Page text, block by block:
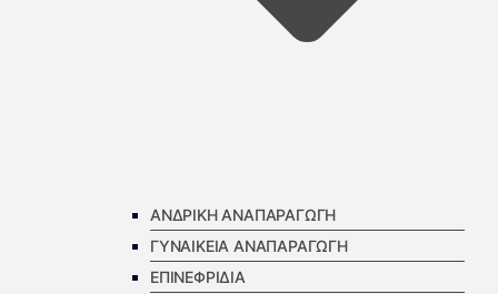
ΑΝΔΡΙΚΗ ΑΝΑΠΑΡΑΓΩΓΗ
ΓΥΝΑΙΚΕΙΑ ΑΝΑΠΑΡΑΓΩΓΗ
ΕΠΙΝΕΦΡΙΔΙΑ